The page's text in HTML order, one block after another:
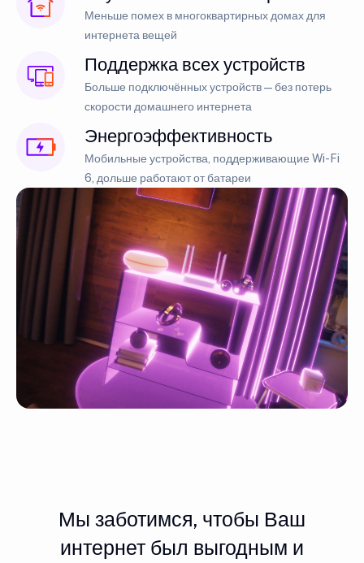
Меньше помех в многоквартирных домах для
интернета вещей
Поддержка всех устройств
Больше подключённых устройств — без потерь
скорости домашнего интернета
Энергоэффективность
Мобильные устройства, поддерживающие Wi-Fi
6, дольше работают от батареи
Мы заботимся, чтобы Ваш
интернет был выгодным и